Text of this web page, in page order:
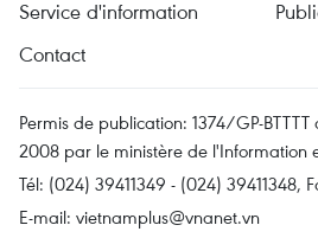
Service d'information
Contact
Permis de publication: 1374/GP-
2008 par le ministère de l'Information
Tél: (024) 39411349 - (024) 39411348,
E-mail: vietnamplus@vnanet.vn